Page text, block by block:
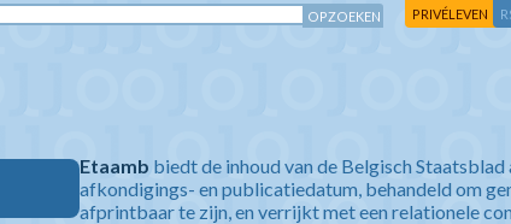
PRIVÉLEVEN
Etaamb biedt de inhoud van de Belgisch
afkondigings- en publicatiedatum, behandeld om
afprintbaar te zijn, en verrijkt met een relationele